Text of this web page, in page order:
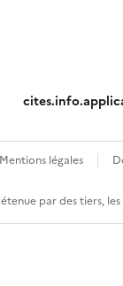
Mentions légales
par des tiers,